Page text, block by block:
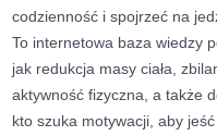
codzienność i spojrzeć na
To internetowa baza wiedzy
jak redukcja masy ciała,
aktywność fizyczna, a także
kto szuka motywacji, aby